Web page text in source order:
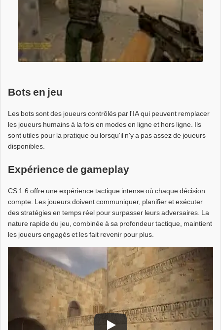
Bots en jeu
Les bots sont des joueurs contrôlés par l'IA qui peuvent remplacer
les joueurs humains à la fois en modes en ligne et hors ligne. Ils
sont utiles pour la pratique ou lorsqu'il n'y a pas assez de joueurs
disponibles.
Expérience de gameplay
CS 1.6 offre une expérience tactique intense où chaque décision
compte. Les joueurs doivent communiquer, planifier et exécuter
des stratégies en temps réel pour surpasser leurs adversaires. La
nature rapide du jeu, combinée à sa profondeur tactique, maintient
les joueurs engagés et les fait revenir pour plus.